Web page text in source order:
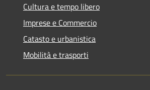
Cultura e tempo libero
Imprese e Commercio
Catasto e urbanistica
Mobilità e trasporti